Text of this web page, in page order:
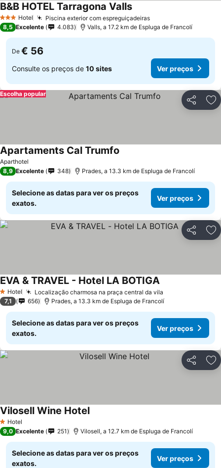
3 EstrelasHotel Piscina exterior com espreguiçadeiras
B&B HOTEL Tarragona Valls
8,5 Excelente 4.083 Valls, a 17.2 km de Espluga de Francolí
De € 56
Consulte os preços de 10 sites Ver preços
Partilhar
Escolha popular
Aparthotel
Apartaments Cal Trumfo
8,9 Excelente 348 Prades, a 13.3 km de Espluga de Francolí
Selecione as datas para ver os preços
exatos.
Ver preços
Partilhar
1 Estrelas
Hotel Localização charmosa na praça central da vila
EVA & TRAVEL - Hotel LA BOTIGA
7,1 656 Prades, a 13.3 km de Espluga de Francolí
Selecione as datas para ver os preços
exatos.
Ver preços
Partilhar
1 Estrelas
Hotel
Vilosell Wine Hotel
9,0 Excelente 251 Vilosell, a 12.7 km de Espluga de Francolí
Selecione as datas para ver os preços
exatos.
Ver preços